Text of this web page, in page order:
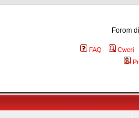
Forom
FAQ
Cweri